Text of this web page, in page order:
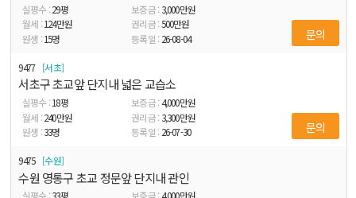
29평 3,000만원
124만원 500만원
15명 26-08-04 문의
9477 서초
서초구 초교앞 단지내 넓은 교습소
18평 4,000만원
240만원 3,300만원
33명 26-07-30 문의
9475 수원
수원 영통구 초교 정문앞 단지내 관인
33평 4,000만원